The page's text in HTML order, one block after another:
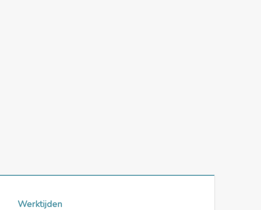
Werktijden